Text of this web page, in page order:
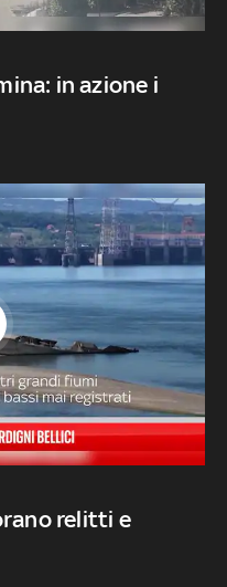
in azione i
relitti e